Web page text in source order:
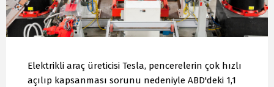
Elektrikli araç üreticisi Tesla, pencerelerin çok hızlı
açılıp kapsanması sorunu nedeniyle ABD'deki 1,1